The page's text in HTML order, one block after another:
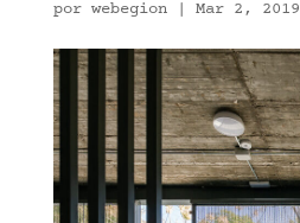
por webegion| Mar 2, 2019